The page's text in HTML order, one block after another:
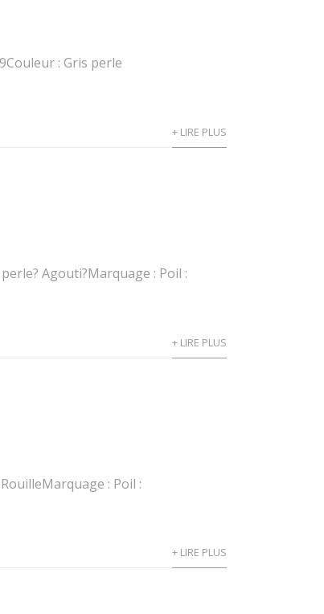
: Gris perle
+ LIRE PLUS
Agouti?Marquage : Poil :
+ LIRE PLUS
: Poil :
+ LIRE PLUS